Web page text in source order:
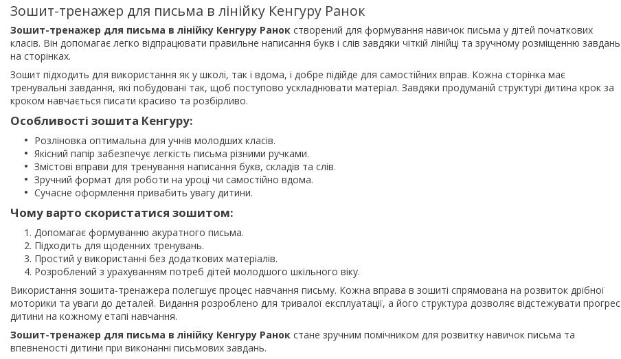
Зошит-тренажер для письма в лінійку Кенгуру Ранок
Зошит-тренажер для письма в лінійку Кенгуру Ранок створений для формування навичок письма у дітей початкових
класів. Він допомагає легко відпрацювати правильне написання букв і слів завдяки чіткій лінійці та зручному розміщенню завдань
на сторінках.
Зошит підходить для використання як у школі, так і вдома, і добре підійде для самостійних вправ. Кожна сторінка має
тренувальні завдання, які побудовані так, щоб поступово ускладнювати матеріал. Завдяки продуманій структурі дитина крок за
кроком навчається писати красиво та розбірливо.
Особливості зошита Кенгуру:
Розліновка оптимальна для учнів молодших класів.
Якісний папір забезпечує легкість письма різними ручками.
Змістові вправи для тренування написання букв, складів та слів.
Зручний формат для роботи на уроці чи самостійно вдома.
Сучасне оформлення привабить увагу дитини.
Чому варто скористатися зошитом:
Допомагає формуванню акуратного письма.
Підходить для щоденних тренувань.
Простий у використанні без додаткових матеріалів.
Розроблений з урахуванням потреб дітей молодшого шкільного віку.
Використання зошита-тренажера полегшує процес навчання письму. Кожна вправа в зошиті спрямована на розвиток дрібної
моторики та уваги до деталей. Видання розроблено для тривалої експлуатації, а його структура дозволяє відстежувати прогрес
дитини на кожному етапі навчання.
Зошит-тренажер для письма в лінійку Кенгуру Ранок стане зручним помічником для розвитку навичок письма та
впевненості дитини при виконанні письмових завдань.